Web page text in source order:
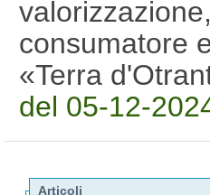
consumatore
«Terra
del 05-12-